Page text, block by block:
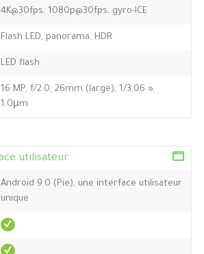
4K@30fps, 1080p@30fps, gyro-ICE
Flash LED, panorama, HDR
LED flash
16 MP, f/2.0, 26mm (large), 1/3.06 »,
1.0μm
utilisateur
Android 9.0 (Pie), une interface utilisateur
unique